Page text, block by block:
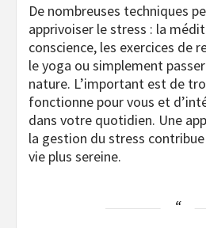
De nombreuses techniques
apprivoiser le stress : la
conscience, les exercices de
le yoga ou simplement
nature. L’important est de
fonctionne pour vous et
dans votre quotidien. Une
la gestion du stress
vie plus sereine.